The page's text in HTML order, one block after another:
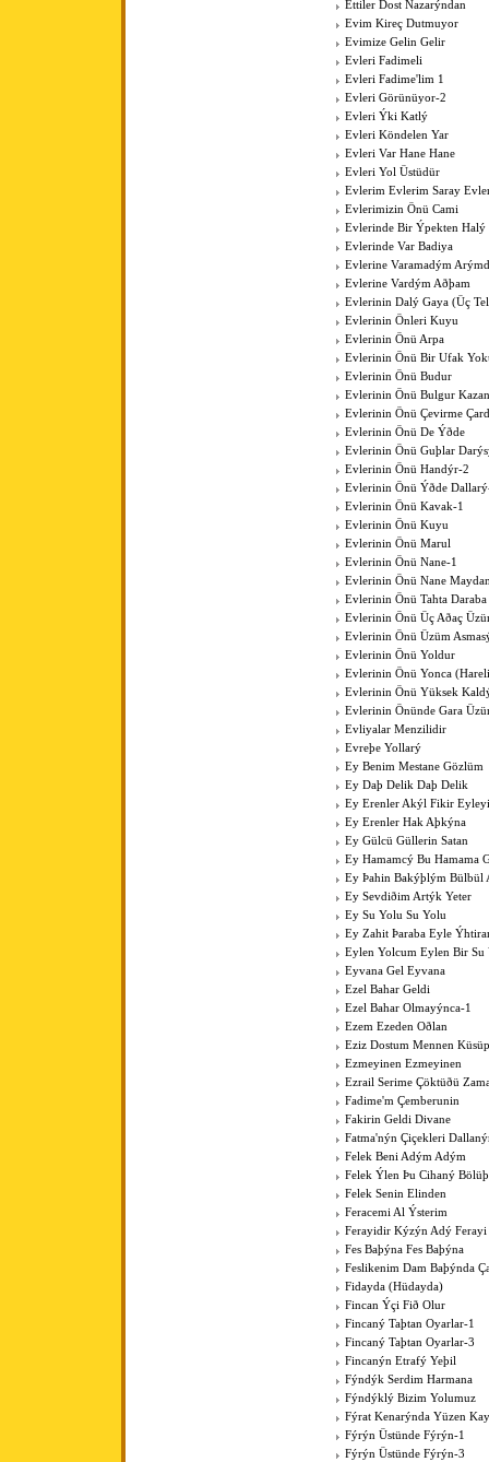
Ettiler Dost Nazarýndan
Evim Kireç Dutmuyor
Evimize Gelin Gelir
Evleri Fadimeli
Evleri Fadime'lim 1
Evleri Görünüyor-2
Evleri Ýki Katlý
Evleri Köndelen Yar
Evleri Var Hane Hane
Evleri Yol Üstüdür
Evlerim Evlerim Saray
Evlerimizin Önü Cami
Evlerinde Bir Ýpekten Halý
Evlerinde Var Badiya
Evlerine Varamadým
Evlerine Vardým Aðþam
Evlerinin Dalý Gaya (Üç
Evlerinin Önleri Kuyu
Evlerinin Önü Arpa
Evlerinin Önü Bir Ufak
Evlerinin Önü Budur
Evlerinin Önü Bulgur
Evlerinin Önü Çevirme
Evlerinin Önü De Ýðde
Evlerinin Önü Guþlar
Evlerinin Önü Handýr-2
Evlerinin Önü Ýðde
Evlerinin Önü Kavak-1
Evlerinin Önü Kuyu
Evlerinin Önü Marul
Evlerinin Önü Nane-1
Evlerinin Önü Nane
Evlerinin Önü Tahta Daraba
Evlerinin Önü Üç Aðaç
Evlerinin Önü Üzüm
Evlerinin Önü Yoldur
Evlerinin Önü Yonca
Evlerinin Önü Yüksek
Evlerinin Önünde Gara
Evliyalar Menzilidir
Evreþe Yollarý
Ey Benim Mestane Gözlüm
Ey Daþ Delik Daþ Delik
Ey Erenler Akýl Fikir
Ey Erenler Hak Aþkýna
Ey Gülcü Güllerin Satan
Ey Hamamcý Bu Hamama
Ey Þahin Bakýþlým Bülbül
Ey Sevdiðim Artýk Yeter
Ey Su Yolu Su Yolu
Ey Zahit Þaraba Eyle
Eylen Yolcum Eylen Bir Su
Eyvana Gel Eyvana
Ezel Bahar Geldi
Ezel Bahar Olmayýnca-1
Ezem Ezeden Oðlan
Eziz Dostum Mennen
Ezmeyinen Ezmeyinen
Ezrail Serime Çöktüðü
Fadime'm Çemberunin
Fakirin Geldi Divane
Fatma'nýn Çiçekleri
Felek Beni Adým Adým
Felek Ýlen Þu Cihaný
Felek Senin Elinden
Feracemi Al Ýsterim
Ferayidir Kýzýn Adý Ferayi
Fes Baþýna Fes Baþýna
Feslikenim Dam Baþýnda
Fidayda (Hüdayda)
Fincan Ýçi Fið Olur
Fincaný Taþtan Oyarlar-1
Fincaný Taþtan Oyarlar-3
Fincanýn Etrafý Yeþil
Fýndýk Serdim Harmana
Fýndýklý Bizim Yolumuz
Fýrat Kenarýnda Yüzen
Fýrýn Üstünde Fýrýn-1
Fýrýn Üstünde Fýrýn-3